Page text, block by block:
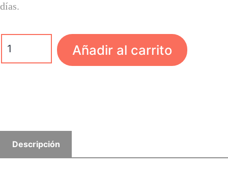
días.
Añadir al carrito
Descripción